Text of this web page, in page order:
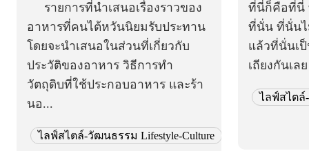
รายการที่นำเสนอเรื่องราวของ
อาหารที่คนไต้หวันนิยมรับประทาน
โดยจะนำเสนอในส่วนที่เกี่ยวกับ
ประวัติของอาหาร วิธีการทำ
วัตถุดิบที่ใช้ประกอบอาหาร และร้า
นอ...
ไลฟ์สไตล์-วัฒนธรรม Lifestyle-Culture
ที่นี่ก็คือที่นี่
ที่นั่น ที่นั่น
แล้วที่นั่นเป็
เถียงกันเล
ไลฟ์สไตล์